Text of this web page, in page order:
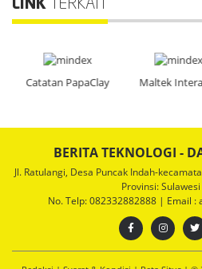
LINK TERKAIT
Catatan PapaClay Maltek
BERITA TEKNOLOGI -
Jl. Ratulangi, Desa Puncak Indah-
Provinsi:
No. Telp: 082332882888 | Email :